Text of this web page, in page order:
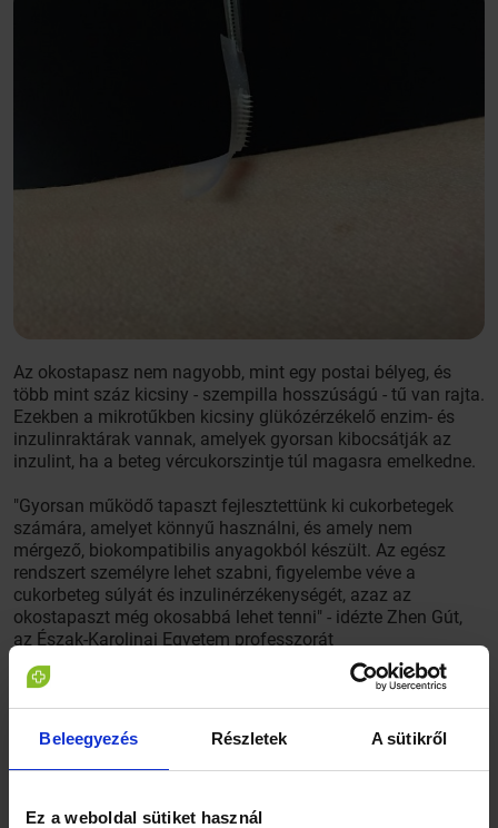
Beleegyezés Részletek A sütikről
Ez a weboldal sütiket használ
Az okostapasz nem nagyobb, mint egy postai bélyeg, és
több mint száz kicsiny - szempilla hosszúságú - tű van rajta.
Ezekben a mikrotűkben kicsiny glükózérzékelő enzim- és
inzulinraktárak vannak, amelyek gyorsan kibocsátják az
inzulint, ha a beteg vércukorszintje túl magasra emelkedne.
"Gyorsan működő tapaszt fejlesztettünk ki cukorbetegek
számára, amelyet könnyű használni, és amely nem
mérgező, biokompatibilis anyagokból készült. Az egész
rendszert személyre lehet szabni, figyelembe véve a
cukorbeteg súlyát és inzulinérzékenységét, azaz az
okostapaszt még okosabbá lehet tenni" - idézte Zhen Gút,
az Észak-Karolinai Egyetem professzorát
a The Daily Telegraph brit napilap
Az 1-es típusú cukorbetegek és az előrehaladott állapotban
lévő 2-es típusú cukorbetegek kénytelen naponta
érdekében inzulininjekciókat beadni maguknak, ez a